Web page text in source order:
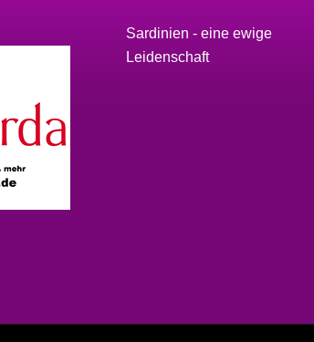
Sardinien - eine ewige
Leidenschaft